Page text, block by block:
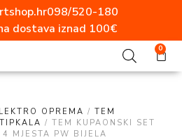
098/520-180
dostava iznad 100€
0
OPREMA / TEM
/ TEM KUPAONSKI SET
MJESTA PW BIJELA